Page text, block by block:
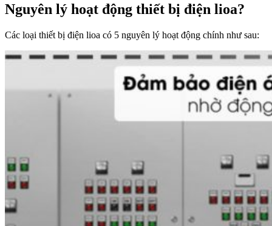
Nguyên lý hoạt động thiết bị điện lioa?
Các loại thiết bị điện lioa có 5 nguyên lý hoạt động chính như sau: